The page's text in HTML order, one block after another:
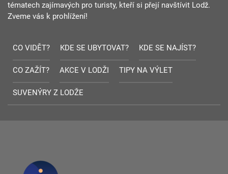
tématech zajímavých pro turisty, kteří si přejí navštívit Lodž.
Zveme vás k prohlížení!
CO VIDĚT? KDE SE UBYTOVAT? KDE SE NAJÍST?
CO ZAŽÍT? AKCE V LODŽI TIPY NA VÝLET
SUVENÝRY Z LODŽE